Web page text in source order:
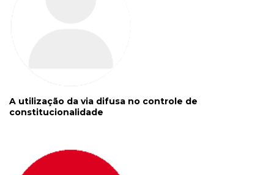
A utilização da via difusa no controle de
constitucionalidade